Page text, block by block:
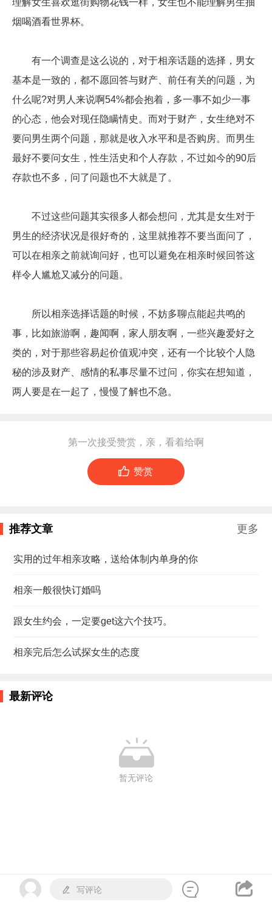
理解女生喜欢逛街购物花钱一样，女生也不能理解男生抽
烟喝酒看世界杯。
有一个调查是这么说的，对于相亲话题的选择，男女
基本是一致的，都不愿回答与财产、前任有关的问题，为
什么呢?对男人来说啊54%都会抱着，多一事不如少一事
的心态，他会对现任隐瞒情史。而对于财产，女生绝对不
要问男生两个问题，那就是收入水平和是否购房。而男生
最好不要问女生，性生活史和个人存款，不过如今的90后
存款也不多，问了问题也不大就是了。
不过这些问题其实很多人都会想问，尤其是女生对于
男生的经济状况是很好奇的，这里就推荐不要当面问了，
可以在相亲之前就询问好，也可以避免在相亲时候回答这
样令人尴尬又减分的问题。
所以相亲选择话题的时候，不妨多聊点能起共鸣的
事，比如旅游啊，趣闻啊，家人朋友啊，一些兴趣爱好之
类的，对于那些容易起价值观冲突，还有一个比较个人隐
秘的涉及财产、感情的私事尽量不过问，你实在想知道，
两人要是在一起了，慢慢了解也不急。
第一次接受赞赏，亲，看着给啊
 赞赏
推荐文章 更多
实用的过年相亲攻略，送给体制内单身的你
相亲一般很快订婚吗
跟女生约会，一定要get这六个技巧。
相亲完后怎么试探女生的态度
最新评论

暂无评论
 写评论  